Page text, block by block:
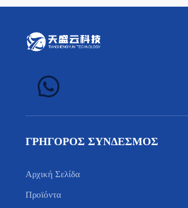
ΓΡΗΓΟΡΟΣ ΣΥΝΔΕΣΜΟΣ
Αρχική Σελίδα
Προϊόντα